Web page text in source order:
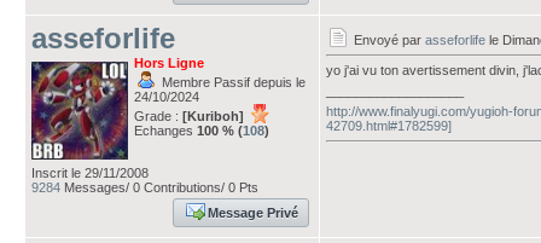
asseforlife
Hors Ligne
Membre Passif depuis le
24/10/2024
Grade : [Kuriboh]
Echanges 100 % (108)
Inscrit le 29/11/2008
9284 Messages/ 0 Contributions/ 0 Pts
Message Privé
Envoyé par asseforlife le
yo j'ai vu ton avertissement divin,
http://www.finalyugi.com/yugioh-
42709.html#1782599]